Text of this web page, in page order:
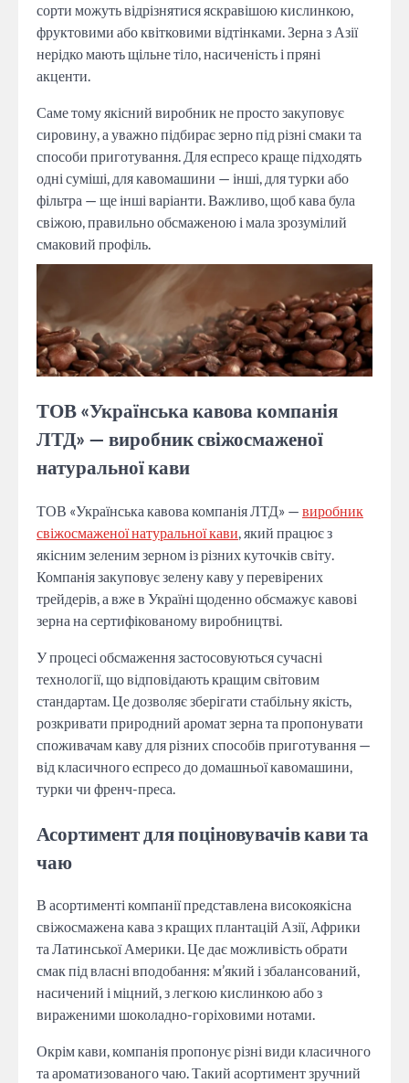
сорти можуть відрізнятися яскравішою кислинкою,
фруктовими або квітковими відтінками. Зерна з Азії
нерідко мають щільне тіло, насиченість і пряні
акценти.
Саме тому якісний виробник не просто закуповує
сировину, а уважно підбирає зерно під різні смаки та
способи приготування. Для еспресо краще підходять
одні суміші, для кавомашини — інші, для турки або
фільтра — ще інші варіанти. Важливо, щоб кава була
свіжою, правильно обсмаженою і мала зрозумілий
смаковий профіль.
ТОВ «Українська кавова компанія
ЛТД» — виробник свіжосмаженої
натуральної кави
ТОВ «Українська кавова компанія ЛТД» — виробник
свіжосмаженої натуральної кави , який працює з
якісним зеленим зерном із різних куточків світу.
Компанія закуповує зелену каву у перевірених
трейдерів, а вже в Україні щоденно обсмажує кавові
зерна на сертифікованому виробництві.
У процесі обсмаження застосовуються сучасні
технології, що відповідають кращим світовим
стандартам. Це дозволяє зберігати стабільну якість,
розкривати природний аромат зерна та пропонувати
споживачам каву для різних способів приготування —
від класичного еспресо до домашньої кавомашини,
турки чи френч-преса.
Асортимент для поціновувачів кави та
чаю
В асортименті компанії представлена високоякісна
свіжосмажена кава з кращих плантацій Азії, Африки
та Латинської Америки. Це дає можливість обрати
смак під власні вподобання: м’який і збалансований,
насичений і міцний, з легкою кислинкою або з
вираженими шоколадно-горіховими нотами.
Окрім кави, компанія пропонує різні види класичного
та ароматизованого чаю. Такий асортимент зручний